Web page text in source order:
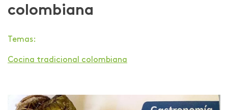
colombiana
Temas:
Cocina tradicional colombiana